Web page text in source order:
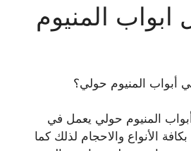
المنيوم
أبواب المنيوم حولي؟
المنيوم حولي يعمل في
الأنواع والاحجام لذلك كما